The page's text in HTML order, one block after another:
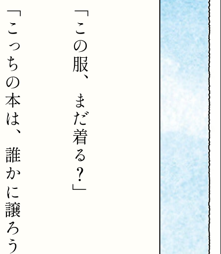
「
こ
の
服
、
ま
だ
着
る
？
」
「
こ
っ
ち
の
本
は
、
誰
か
に
譲
ろ
う